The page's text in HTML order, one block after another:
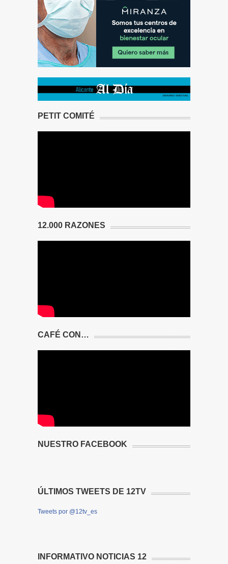
PETIT COMITÉ
12.000 RAZONES
CAFÉ CON…
NUESTRO FACEBOOK
ÚLTIMOS TWEETS DE 12TV
Tweets por @12tv_es
INFORMATIVO NOTICIAS 12